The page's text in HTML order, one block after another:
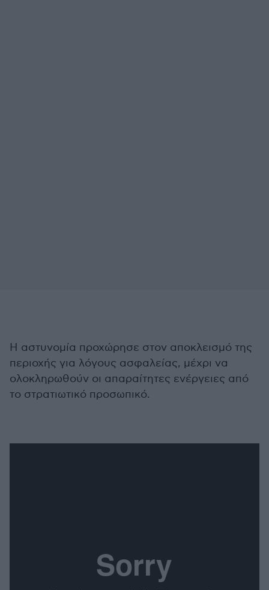
Η αστυνομία προχώρησε στον αποκλεισμό της
περιοχής για λόγους ασφαλείας, μέχρι να
ολοκληρωθούν οι απαραίτητες ενέργειες από
το στρατιωτικό προσωπικό.